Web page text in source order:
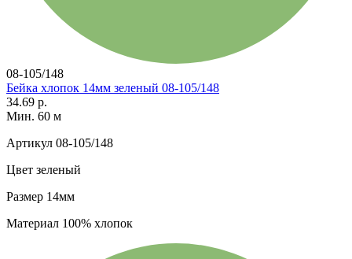
08-105/148
Бейка хлопок 14мм зеленый 08-105/148
34.69 р.
Мин. 60 м
Артикул 08-105/148
Цвет зеленый
Размер 14мм
Материал 100% хлопок